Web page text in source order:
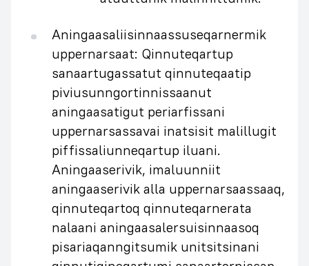
Aningaasaliisinnaassuseqarnermik
uppernarsaat: Qinnuteqartup
sanaartugassatut qinnuteqaatip
piviusunngortinnissaanut
aningaasatigut periarfissani
uppernarsassavai inatsisit malillugit
piffissaliunneqartup iluani.
Aningaaserivik, imaluunniit
aningaaserivik alla uppernarsaassaaq,
qinnuteqartoq qinnuteqarnerata
nalaani aningaasalersuisinnaasoq
pisariaqanngitsumik unitsitsinani